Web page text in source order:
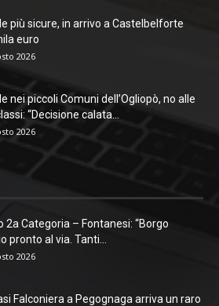
più sicure, in arrivo a Castelbelforte
euro
2026
nei piccoli Comuni dell’Ogliopò, no alle
“Decisione calata...
2026
2a Categoria – Fontanesi: “Borgo
pronto al via. Tanti...
2026
Falconiera a Pegognaga arriva un raro